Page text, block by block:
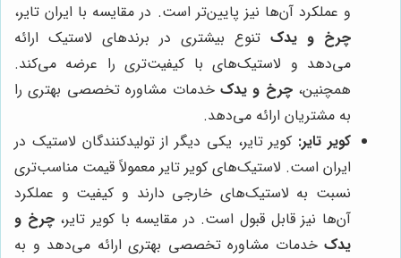
و عملکرد آن‌ها نیز پایین‌تر است. در مقایسه با ایران تایر،
چرخ و یدک تنوع بیشتری در برندهای لاستیک ارائه
می‌دهد و لاستیک‌های با کیفیت‌تری را عرضه می‌کند.
همچنین،چرخ و یدک خدمات مشاوره تخصصی بهتری را
به مشتریان ارائه می‌دهد.
کویر تایر: کویر تایر، یکی دیگر از تولیدکنندگان لاستیک در
ایران است. لاستیک‌های کویر تایر معمولاً قیمت مناسب‌تری
نسبت به لاستیک‌های خارجی دارند و کیفیت و عملکرد
آن‌ها نیز قابل قبول است. در مقایسه با کویر تایر،چرخ و
یدک خدمات مشاوره تخصصی بهتری ارائه می‌دهد و به